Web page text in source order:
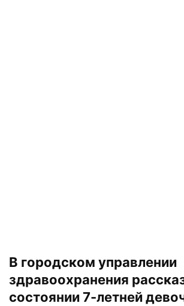
В городском управлении
здравоохранения
состоянии 7-летней